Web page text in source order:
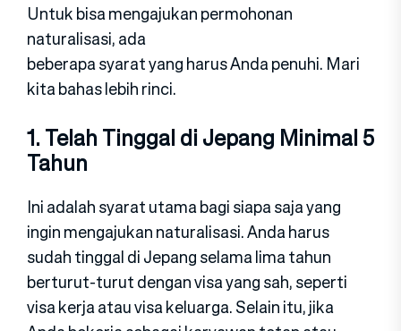
Untuk bisa mengajukan permohonan
naturalisasi, ada
beberapa syarat yang harus Anda penuhi. Mari
kita bahas lebih rinci.
1. Telah Tinggal di Jepang Minimal 5
Tahun
Ini adalah syarat utama bagi siapa saja yang
ingin mengajukan naturalisasi. Anda harus
sudah tinggal di Jepang selama lima tahun
berturut-turut dengan visa yang sah, seperti
visa kerja atau visa keluarga. Selain itu, jika